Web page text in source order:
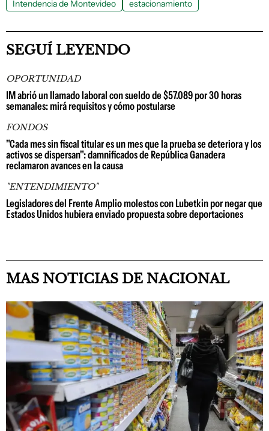
Intendencia de Montevideo estacionamiento
SEGUÍ LEYENDO
OPORTUNIDAD
IM abrió un llamado laboral con sueldo de $57.089 por 30 horas
semanales: mirá requisitos y cómo postularse
FONDOS
"Cada mes sin fiscal titular es un mes que la prueba se deteriora y los
activos se dispersan": damnificados de República Ganadera
reclamaron avances en la causa
"ENTENDIMIENTO"
Legisladores del Frente Amplio molestos con Lubetkin por negar que
Estados Unidos hubiera enviado propuesta sobre deportaciones
MAS NOTICIAS DE NACIONAL